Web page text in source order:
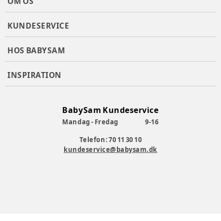
KUNDESERVICE
HOS BABYSAM
INSPIRATION
BabySam Kundeservice
Mandag - Fredag
9-16
Telefon: 70 11 30 10
kundeservice@babysam.dk